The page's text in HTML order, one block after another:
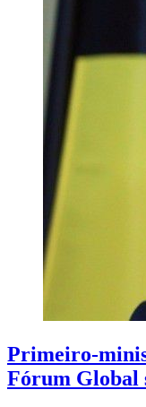
Primeiro-
Fórum Global